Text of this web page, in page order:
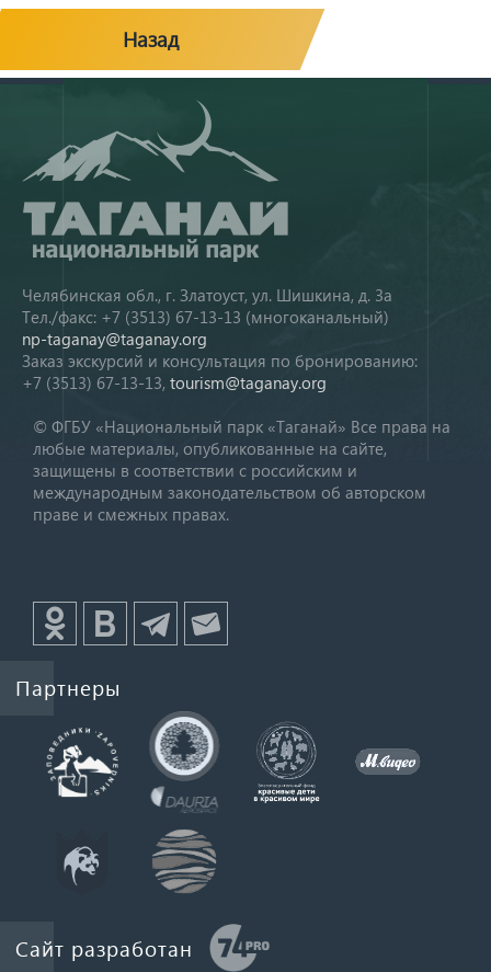
Назад
Челябинская обл., г. Златоуст, ул. Шишкина, д. 3а
Тел./факс: +7 (3513) 67-13-13 (многоканальный)
np-taganay@taganay.org
Заказ экскурсий и консультация по бронированию:
+7 (3513) 67-13-13, tourism@taganay.org
© ФГБУ «Национальный парк «Таганай» Все права на
любые материалы, опубликованные на сайте,
защищены в соответствии с российским и
международным законодательством об авторском
праве и смежных правах.
Партнеры
Сайт разработан